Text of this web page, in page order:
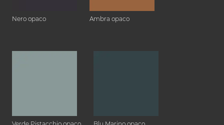
Nero opaco Ambra opaco